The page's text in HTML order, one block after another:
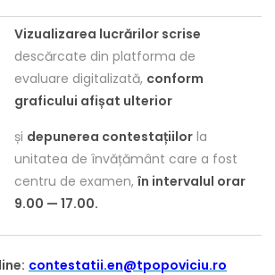
Vizualizarea lucrărilor scrise
descărcate din platforma de
evaluare digitalizată, conform
graficului afișat ulterior
și depunerea contestațiilor la
unitatea de învățământ care a fost
centru de examen, în intervalul orar
9.00 — 17.00.
contestatii.en@tpopoviciu.ro